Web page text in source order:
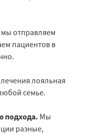
отправляем
пациентов в
лояльная
семье.
подхода. Мы
разные,